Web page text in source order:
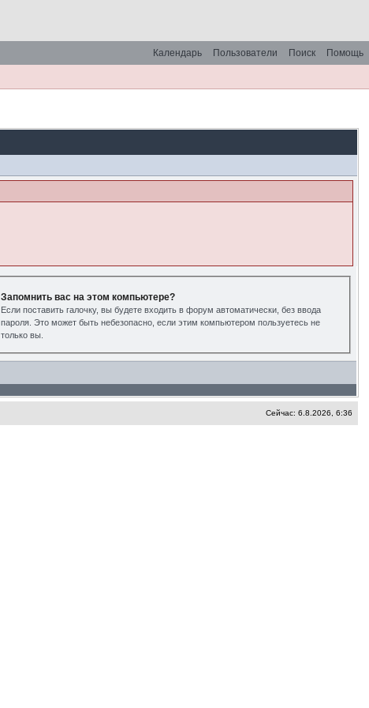
Помощь
Поиск
Пользователи
Календарь
Запомнить вас на этом компьютере?
Если поставить галочку, вы будете входить в форум автоматически, без ввода
пароля. Это может быть небезопасно, если этим компьютером пользуетесь не
только вы.
Сейчас: 6.8.2026, 6:36